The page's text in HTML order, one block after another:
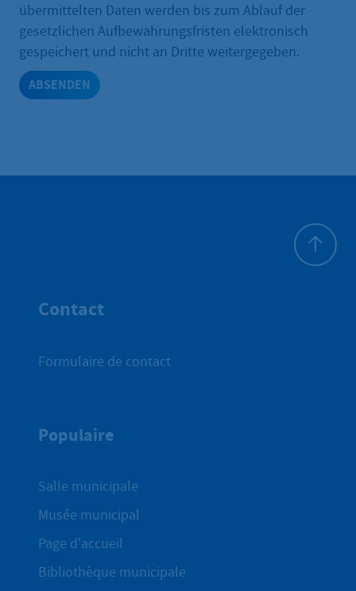
übermittelten Daten werden bis zum Ablauf der
gesetzlichen Aufbewahrungsfristen elektronisch
gespeichert und nicht an Dritte weitergegeben.
ABSENDEN
Contact
Formulaire de contact
Populaire
Salle municipale
Musée municipal
Page d'accueil
Bibliothèque municipale